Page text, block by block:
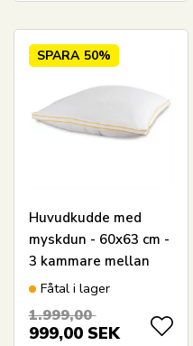
SPARA 50%
Huvudkudde med
myskdun - 60x63 cm -
3 kammare mellan
dyna - Elegance By
Fåtal i lager
1.999,00
999,00 SEK